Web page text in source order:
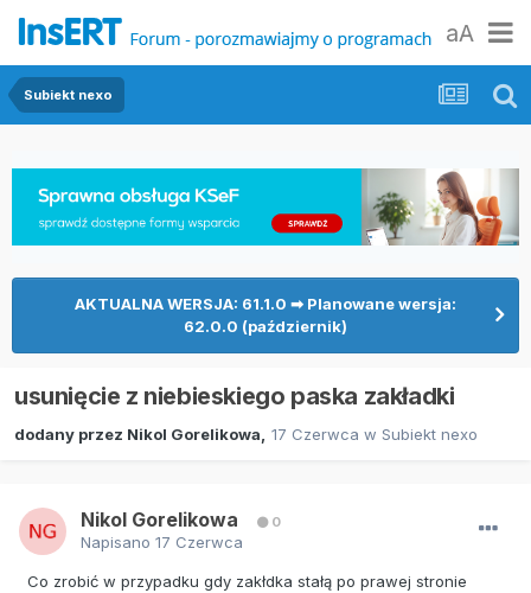
aA
Subiekt nexo
AKTUALNA WERSJA: 61.1.0 ➡ Planowane wersja:
62.0.0 (październik)
usunięcie z niebieskiego paska zakładki
dodany przez Nikol Gorelikowa 17 Czerwca w Subiekt nexo
Nikol Gorelikowa 0
Napisano 17 Czerwca
Co zrobić w przypadku gdy zakłdka stałą po prawej stronie